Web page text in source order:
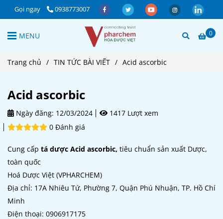
Gọi ngay 0938773007
0
MENU
Trang chủ / TIN TỨC BÀI VIẾT / Acid ascorbic
Acid ascorbic
Ngày đăng: 12/03/2024
1417 Lượt xem
0 Đánh giá
Cung cấp tá dược Acid ascorbic, tiêu chuẩn sản xuất Dược,
toàn quốc
Hoá Dược Việt (VPHARCHEM)
Địa chỉ: 17A Nhiêu Tứ, Phường 7, Quận Phú Nhuận, TP. Hồ Chí
Minh
Điện thoại: 0906917175